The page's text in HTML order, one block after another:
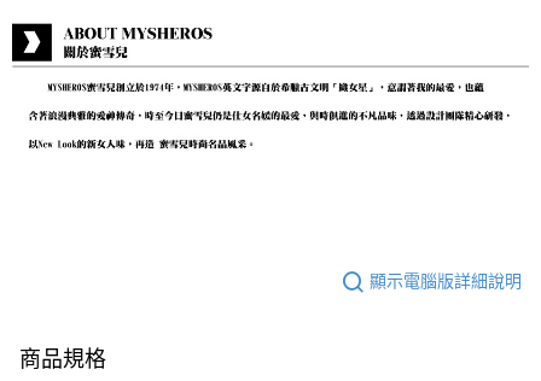
顯示電腦版詳細說明
商品規格